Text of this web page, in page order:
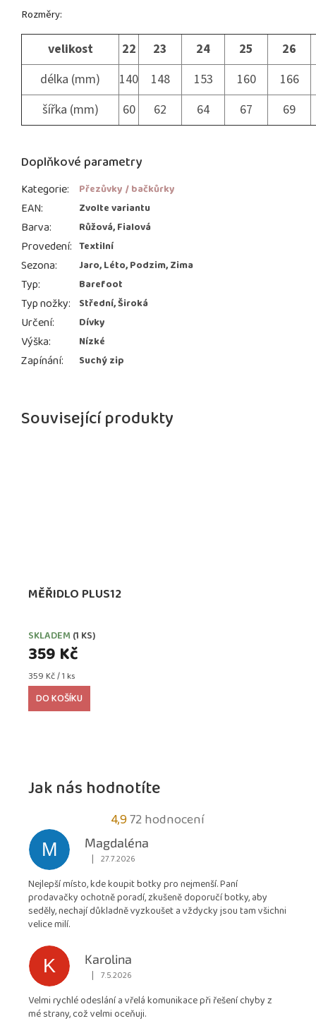
Související produkty
MĚŘIDLO PLUS12
SKLADEM (1 KS)
359 Kč
Měrná
cena:
359 Kč / 1 ks
DO KOŠÍKU
Rozměry:
velikost 22 23 24 25
26
délka (mm)
140 148 153 160
166
šířka (mm)
60 62 64 67 69
Doplňkové parametry
Kategorie: Přezůvky / bačkůrky
EAN: Zvolte variantu
Barva: Růžová, Fialová
Provedení: Textilní
Sezona: Jaro, Léto, Podzim, Zima
Typ: Barefoot
Typ nožky: Střední, Široká
Určení: Dívky
Výška: Nízké
Zapínání: Suchý zip
Jak nás hodnotíte
4,9Průměrné
hodnocení
obchodu
4,9
z
72 hodnocení
M
Magdaléna
Hodnocení obchodu je 5 z 5 hvězdiček.
| 27.7.2026
Nejlepší místo, kde koupit botky pro nejmenší. Paní
prodavačky ochotně poradí, zkušeně doporučí botky, aby
seděly, nechají důkladně vyzkoušet a vždycky jsou tam všichni
velice milí.
K
Karolina
Hodnocení obchodu je 5 z 5 hvězdiček.
| 7.5.2026
Velmi rychlé odeslání a vřelá komunikace při řešení chyby z
mé strany, což velmi oceňuji.